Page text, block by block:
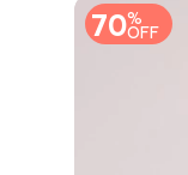
70%
OFF